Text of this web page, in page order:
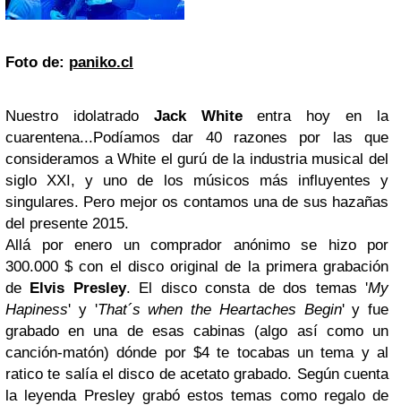
Foto de: paniko.cl
Nuestro idolatrado Jack Whiteentra hoy en la
cuarentena...Podíamos dar 40 razones por las que
consideramos a White el gurú de la industria musical del
siglo XXI, y uno de los músicos más influyentes y
singulares. Pero mejor os contamos una de sus hazañas
del presente 2015.
Allá por enero un comprador anónimo se hizo por
300.000 $ con el disco original de la primera grabación
de Elvis Presley. El disco consta de dos temas 'My
Hapiness' y 'That´s when the Heartaches Begin' y fue
grabado en una de esas cabinas (algo así como un
canción-matón) dónde por $4 te tocabas un tema y al
ratico te salía el disco de acetato grabado. Según cuenta
la leyenda Presley grabó estos temas como regalo de